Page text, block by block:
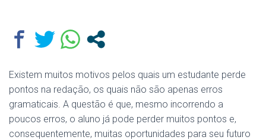
Existem muitos motivos pelos quais um estudante perde
pontos na redação, os quais não são apenas erros
gramaticais. A questão é que, mesmo incorrendo a
poucos erros, o aluno já pode perder muitos pontos e,
consequentemente, muitas oportunidades para seu futuro